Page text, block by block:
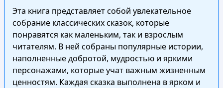
Эта книга представляет собой увлекательное
собрание классических сказок, которые
понравятся как маленьким, так и взрослым
читателям. В ней собраны популярные истории,
наполненные добротой, мудростью и яркими
персонажами, которые учат важным жизненным
ценностям. Каждая сказка выполнена в ярком и